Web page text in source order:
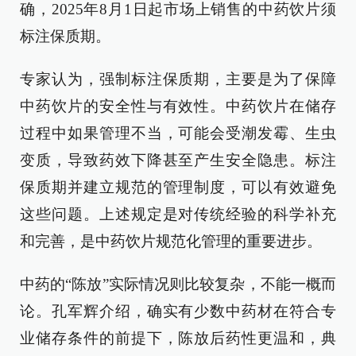
确，2025年8月1日起市场上销售的中药饮片须
标注保质期。
专家认为，强制标注保质期，主要是为了保障
中药饮片的安全性与有效性。中药饮片在储存
过程中如果管理不当，可能会受潮发霉、生虫
变质，导致药效下降甚至产生安全隐患。标注
保质期并建立规范的管理制度，可以有效避免
这些问题。上述规定是对传统经验的科学补充
和完善，是中药饮片规范化管理的重要进步。
中药的“陈放”实际情况则比较复杂，不能一概而
论。孔军辉介绍，确实有少数中药材在符合专
业储存条件的前提下，陈放后药性更温和，典